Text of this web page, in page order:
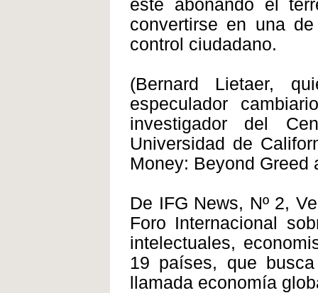
esté abonando el
convertirse en una
control ciudadano.
(Bernard Lietaer,
especulador
investigador del
Universidad de
Money: Beyond Greed
De IFG News, Nº 2,
Foro Internacional
intelectuales,
19 países, que
llamada economía